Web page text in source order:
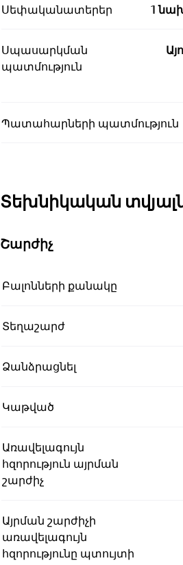
Սեփականատերեր 1
Սպասարկման
պատմություն
Պատահարների պատմություն
Տեխնիկական
Շարժիչ
Բալոնների քանակը
Տեղաշարժ
Ձանձրացնել
Կաթված
Առավելագույն
հզորություն այրման
շարժիչ
Այրման շարժիչի
առավելագույն
հզորությունը պտույտի